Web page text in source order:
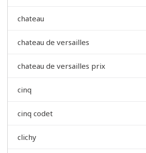
chateau
chateau de versailles
chateau de versailles prix
cinq
cinq codet
clichy